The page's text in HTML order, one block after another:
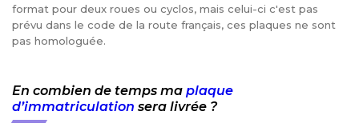
format pour deux roues ou cyclos, mais celui-ci c'est pas
prévu dans le code de la route français, ces plaques ne sont
pas homologuée.
En combien de temps ma plaque
d’immatriculation sera livrée ?